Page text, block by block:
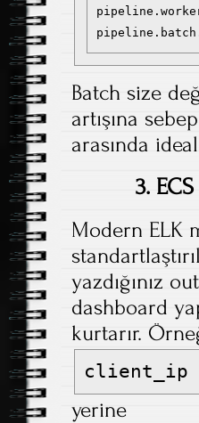
Batch size
artışına
arasında
3.
Modern ELK
yazdığınız
dashboard
kurtarır.
client_ip
yerine